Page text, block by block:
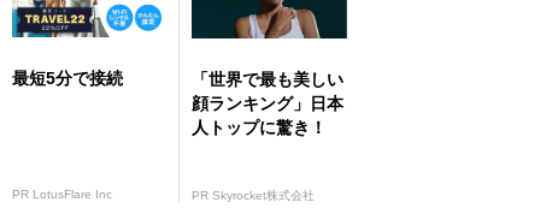
最短5分で接続
PR LotusFlare Inc
「世界で最も美しい
顔ランキング」日本
人トップに驚き！
PR Skyrocket株式会社